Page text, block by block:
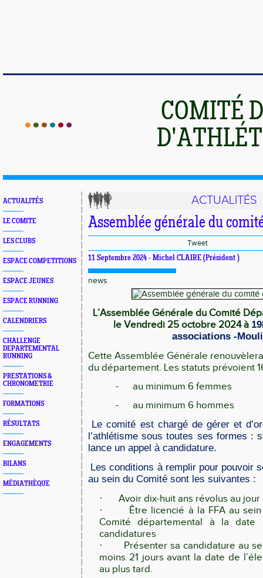
COMITÉ
ACTUALITÉS
LE COMITE
LES CLUBS
ESPACE COMPETITIONS
ESPACE JEUNES
ESPACE RUNNING
CALENDRIERS
CHALLENGE
DEPARTEMENTAL
RUNNING
PRESTATIONS &
CHRONOMETRIE
FORMATIONS
RÉSULTATS
ENGAGEMENTS
BILANS
MÉDIATHÈQUE
ACTUALITÉS
Assemblée générale du
Tweet
11 Septembre 2024 - Michel CLAIRE (Président )
news
L’Assemblée Générale du Comité
le Vendredi 25 octobre 2024 à
associations -
Cette Assemblée Générale
du département. Les statuts prévoient
-
au minimum 6 femmes
-
au minimum 6 hommes
Le comité est chargé de gérer et
l’athlétisme sous toutes ses formes :
lance un appel à candidature.
Les conditions à remplir pour pouvoir
au sein du Comité sont les suivantes :
·
Avoir dix-huit ans révolus au jour
·
Être licencié à la FFA au
Comité départemental à la
candidatures
·
Présenter sa candidature au
moins 21 jours avant la date de
au plus tard.